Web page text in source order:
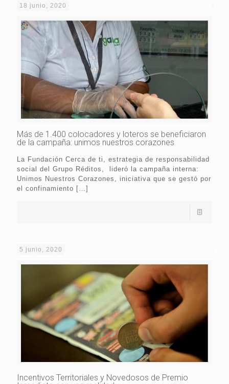
18 junio, 2020
Más de 1.400 colocadores y loteros se beneficiaron
de la campaña: unimos nuestros corazones
La Fundación Cerca de ti, estrategia de responsabilidad
social del Grupo Réditos, lideró la campaña interna:
Unimos Nuestros Corazones, iniciativa que se gestó por
el confinamiento […]
5 junio, 2020
Incentivos Territoriales y Novedosos de Premio